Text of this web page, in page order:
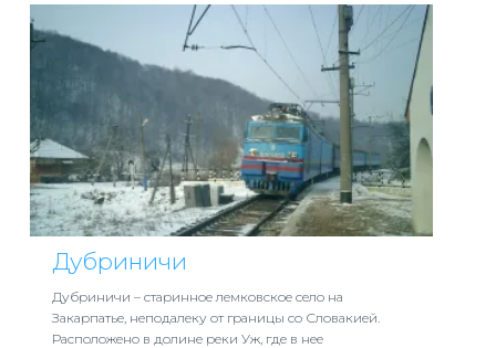
Дубриничи
Дубриничи – старинное лемковское село на
Закарпатье, неподалеку от границы со Словакией.
Расположено в долине реки Уж, где в нее